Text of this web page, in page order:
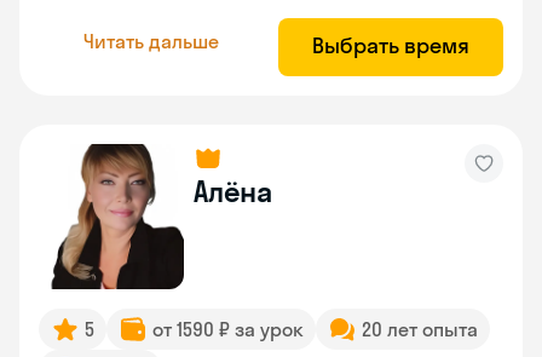
Читать дальше Выбрать время
Алёна
5 от 1590 ₽ за урок
20 лет опыта